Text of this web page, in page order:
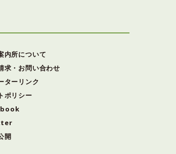
内所について
求・お問い合わせ
ターリンク
ポリシー
開